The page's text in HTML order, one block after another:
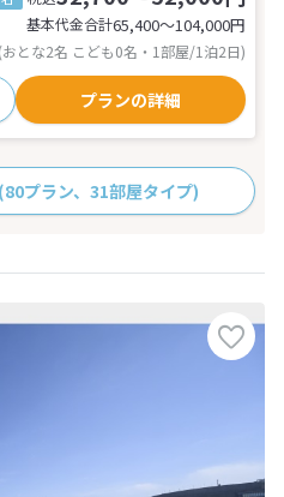
基本代金合計65,400〜104,000円
(おとな2名 こども0名・1部屋/1泊2日)
プランの詳細
(80プラン、31部屋タイプ)